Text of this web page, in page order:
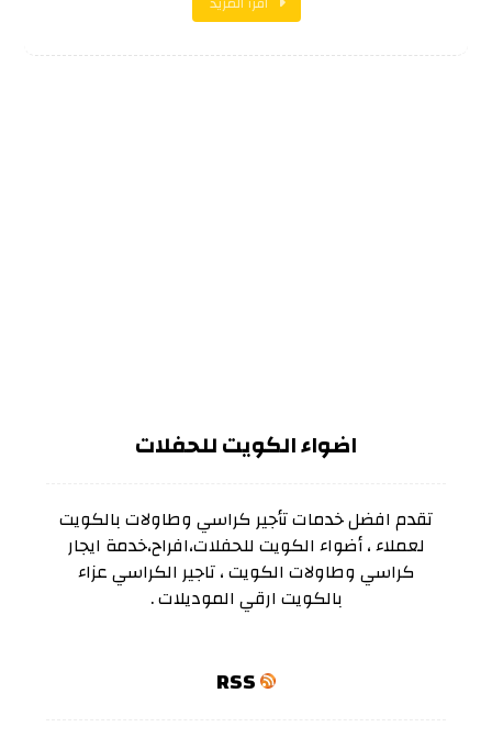
اضواء الكويت للحفلات
تقدم افضل خدمات تأجير كراسي وطاولات بالكويت
لعملاء ، أضواء الكويت للحفلات،افراح،خدمة ايجار
كراسي وطاولات الكويت ، تاجير الكراسي عزاء
بالكويت ارقي الموديلات .
RSS